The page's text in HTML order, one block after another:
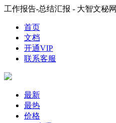
工作报告-总结汇报 - 大智文秘网
首页
文档
开通VIP
联系客服
最新
最热
价格